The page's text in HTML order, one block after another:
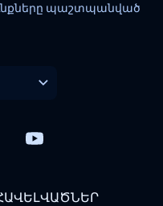
պաշտպանված